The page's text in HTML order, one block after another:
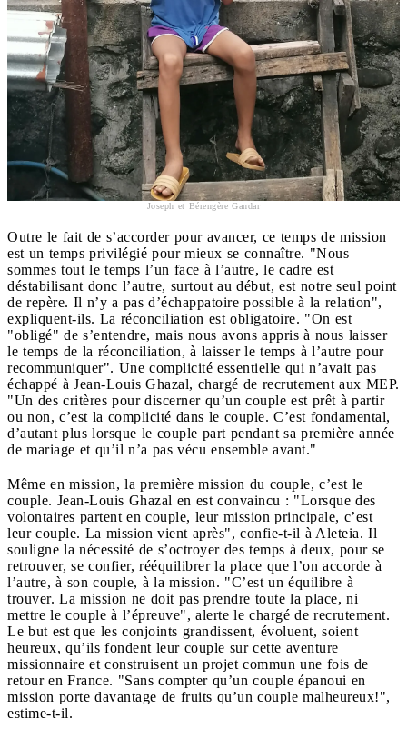
Joseph et Bérengère Gandar
Outre le fait de s’accorder pour avancer, ce temps de mission
est un temps privilégié pour mieux se connaître. "Nous
sommes tout le temps l’un face à l’autre, le cadre est
déstabilisant donc l’autre, surtout au début, est notre seul point
de repère. Il n’y a pas d’échappatoire possible à la relation",
expliquent-ils. La réconciliation est obligatoire. "On est
"obligé" de s’entendre, mais nous avons appris à nous laisser
le temps de la réconciliation, à laisser le temps à l’autre pour
recommuniquer". Une complicité essentielle qui n’avait pas
échappé à Jean-Louis Ghazal, chargé de recrutement aux MEP.
"Un des critères pour discerner qu’un couple est prêt à partir
ou non, c’est la complicité dans le couple. C’est fondamental,
d’autant plus lorsque le couple part pendant sa première année
de mariage et qu’il n’a pas vécu ensemble avant."
Même en mission, la première mission du couple, c’est le
couple. Jean-Louis Ghazal en est convaincu : "Lorsque des
volontaires partent en couple, leur mission principale, c’est
leur couple. La mission vient après", confie-t-il à Aleteia. Il
souligne la nécessité de s’octroyer des temps à deux, pour se
retrouver, se confier, rééquilibrer la place que l’on accorde à
l’autre, à son couple, à la mission. "C’est un équilibre à
trouver. La mission ne doit pas prendre toute la place, ni
mettre le couple à l’épreuve", alerte le chargé de recrutement.
Le but est que les conjoints grandissent, évoluent, soient
heureux, qu’ils fondent leur couple sur cette aventure
missionnaire et construisent un projet commun une fois de
retour en France. "Sans compter qu’un couple épanoui en
mission porte davantage de fruits qu’un couple malheureux!",
estime-t-il.